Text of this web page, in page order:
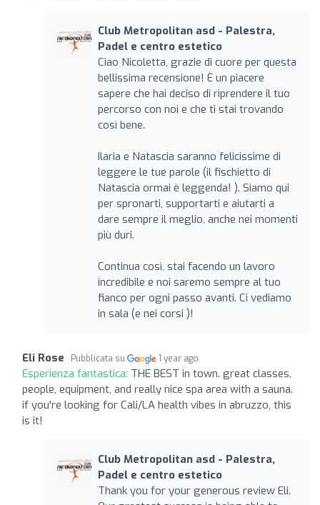
Club Metropolitan asd - Palestra,
Padel e centro estetico
Ciao Nicoletta, grazie di cuore per questa
bellissima recensione! È un piacere
sapere che hai deciso di riprendere il tuo
percorso con noi e che ti stai trovando
così bene.
Ilaria e Natascia saranno felicissime di
leggere le tue parole (il fischietto di
Natascia ormai è leggenda! ). Siamo qui
per spronarti, supportarti e aiutarti a
dare sempre il meglio, anche nei momenti
più duri.
Continua così, stai facendo un lavoro
incredibile e noi saremo sempre al tuo
fianco per ogni passo avanti. Ci vediamo
in sala (e nei corsi )!
Eli Rose Pubblicata su 1 year ago
Esperienza fantastica: THE BEST in town. great classes,
people, equipment, and really nice spa area with a sauna.
if you're looking for Cali/LA health vibes in abruzzo, this
is it!
Club Metropolitan asd - Palestra,
Padel e centro estetico
Thank you for your generous review Eli.